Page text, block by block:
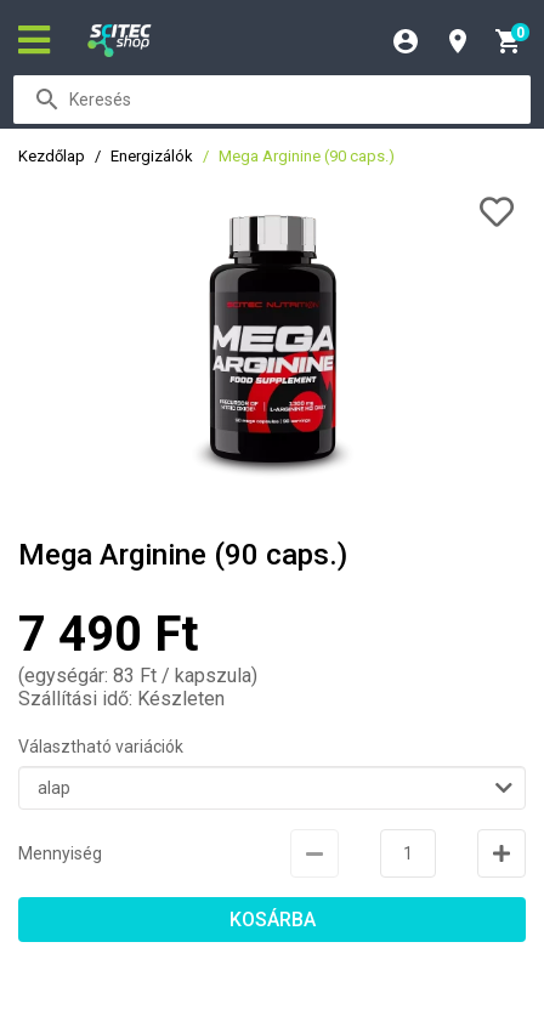
0
Kezdőlap Energizálók Mega Arginine (90 caps.)
Mega Arginine (90 caps.)
7 490 Ft
(egységár: 83 Ft / kapszula)
Szállítási idő: Készleten
Választható variációk
Mennyiség
KOSÁRBA